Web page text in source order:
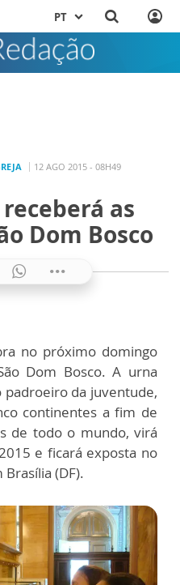
PT
12 AGO 2015 - 08H49
as
Dom Bosco
no próximo domingo
Dom Bosco. A urna
padroeiro da juventude,
continentes a fim de
de todo o mundo, virá
e ficará exposta no
(DF).